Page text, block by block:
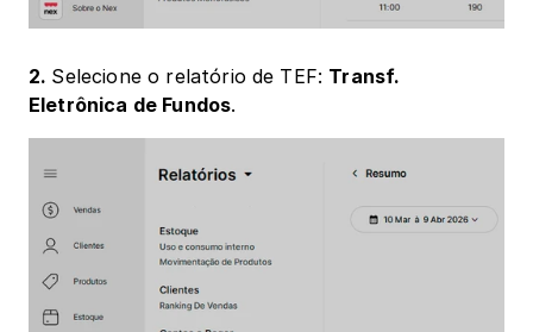
2. Selecione o relatório de TEF: Transf.
Eletrônica de Fundos.